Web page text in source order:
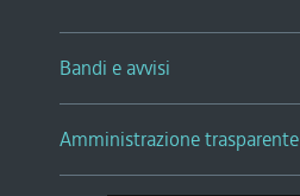
Bandi e avvisi
Amministrazione trasparente